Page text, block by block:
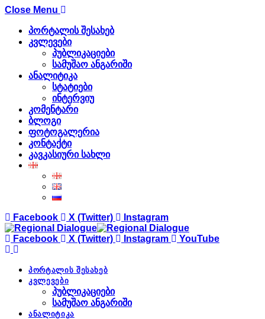
Close Menu
პორტალის შესახებ
კვლევები
პუბლიკაციები
სამუშაო ანგარიში
ანალიტიკა
სტატიები
ინტერვიუ
კომენტარი
ბლოგი
ფოტოგალერია
კონტაქტი
კავკასიური სახლი
Facebook X (Twitter) Instagram
Facebook X (Twitter) Instagram YouTube
პორტალის შესახებ
კვლევები
პუბლიკაციები
სამუშაო ანგარიში
ანალიტიკა